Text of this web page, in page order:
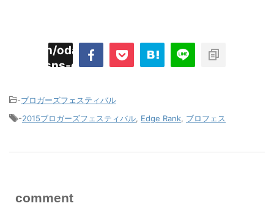
odaiji.com/public_html/blog/wp-
sns-count-cache/sns-count-
-ブロガーズフェスティバル
-2015ブロガーズフェスティバル, Edge Rank, ブロフェス
comment